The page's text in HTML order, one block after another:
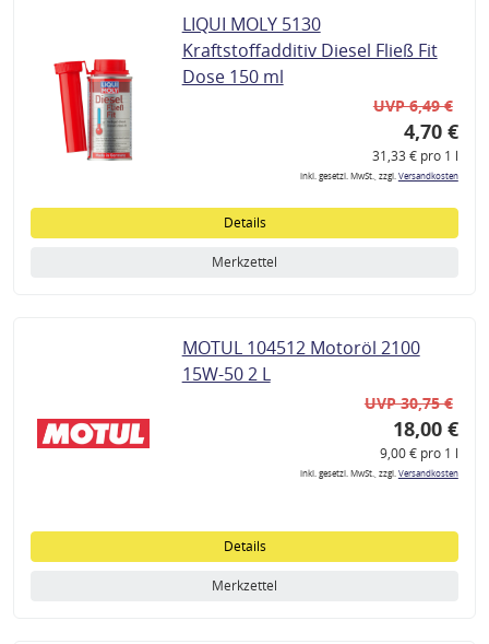
LIQUI MOLY 5130
Kraftstoffadditiv Diesel Fließ Fit
Dose 150 ml
UVP 6,49 €
4,70 €
31,33 € pro 1 l
inkl. gesetzl. MwSt., zzgl.Versandkosten
Details
Merkzettel
MOTUL 104512 Motoröl 2100
15W-50 2 L
UVP 30,75 €
18,00 €
9,00 € pro 1 l
inkl. gesetzl. MwSt., zzgl.Versandkosten
Details
Merkzettel